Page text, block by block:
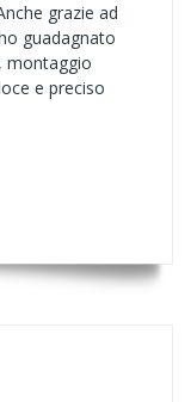
grazie ad
guadagnato
montaggio
e preciso